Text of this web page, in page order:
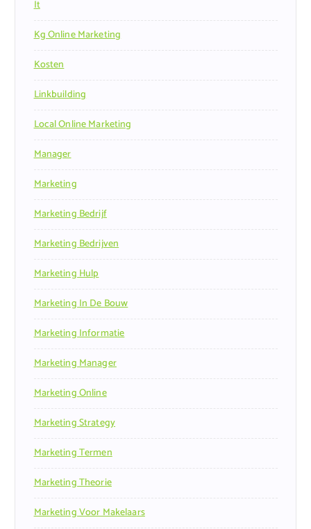
It
Kg Online Marketing
Kosten
Linkbuilding
Local Online Marketing
Manager
Marketing
Marketing Bedrijf
Marketing Bedrijven
Marketing Hulp
Marketing In De Bouw
Marketing Informatie
Marketing Manager
Marketing Online
Marketing Strategy
Marketing Termen
Marketing Theorie
Marketing Voor Makelaars